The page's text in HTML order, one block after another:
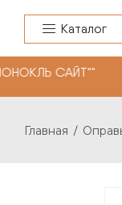
Каталог
Главная /